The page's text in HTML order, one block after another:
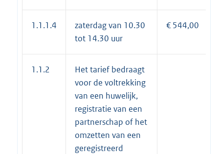
1.1.1.4
zaterdag van 10.30
tot 14.30 uur
€ 544,00
1.1.2
Het tarief bedraagt
voor de voltrekking
van een huwelijk,
registratie van een
partnerschap of het
omzetten van een
geregistreerd